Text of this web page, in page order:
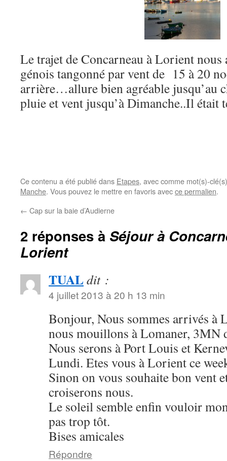
Le trajet de Concarneau à Lorient nous
génois tangonné par vent de 15 à 20
arrière…allure bien agréable jusqu’au
pluie et vent jusqu’à Dimanche..Il était
Ce contenu a été publié dans Etapes, avec comme mot(s)-
Manche. Vous pouvez le mettre en favoris avecce permalien.
← Cap sur la baie d’Audierne
2 réponses à Séjour à
Lorient
TUALdit :
4 juillet 2013 à 20 h 13 min
Bonjour, Nous sommes arrivés à
nous mouillons à Lomaner, 3MN
Nous serons à Port Louis et
Lundi. Etes vous à Lorient ce
Sinon on vous souhaite bon vent
croiserons nous.
Le soleil semble enfin vouloir
pas trop tôt.
Bises amicales
Répondre